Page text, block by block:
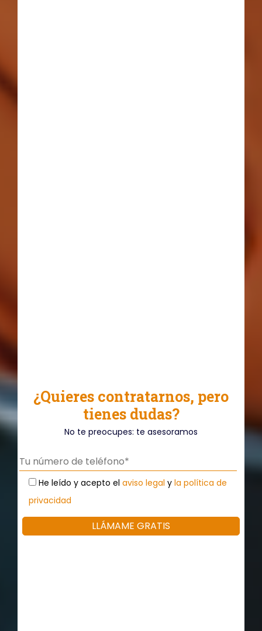
¿Quieres contratarnos, pero
tienes dudas?
No te preocupes: te asesoramos
He leído y acepto el aviso legal y la política de
privacidad